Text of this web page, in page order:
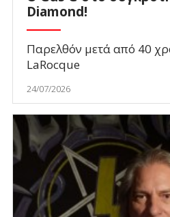
Diamond!
Παρελθόν μετά από 40
LaRocque
24/07/2026